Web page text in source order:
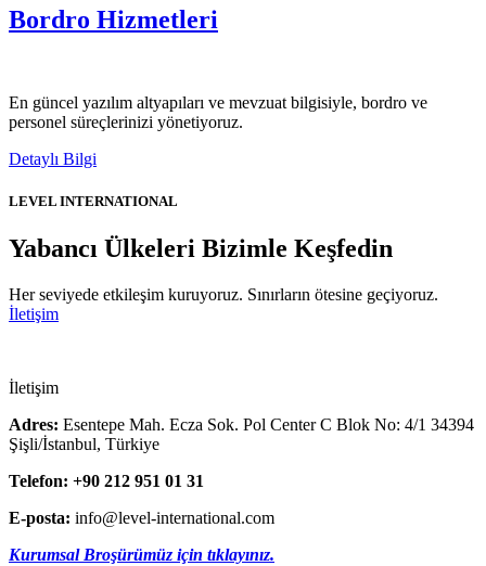
Bordro Hizmetleri
En güncel yazılım altyapıları ve mevzuat bilgisiyle, bordro ve
personel süreçlerinizi yönetiyoruz.
Detaylı Bilgi
LEVEL INTERNATIONAL
Yabancı Ülkeleri Bizimle Keşfedin
Her seviyede etkileşim kuruyoruz. Sınırların ötesine geçiyoruz.
İletişim
İletişim
Adres: Esentepe Mah. Ecza Sok. Pol Center C Blok No: 4/1 34394
Şişli/İstanbul, Türkiye
Telefon: +90 212 951 01 31
E-posta: info@level-international.com
Kurumsal Broşürümüz için tıklayınız.